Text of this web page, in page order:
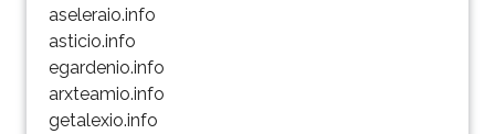
aseleraio.info
asticio.info
egardenio.info
arxteamio.info
getalexio.info